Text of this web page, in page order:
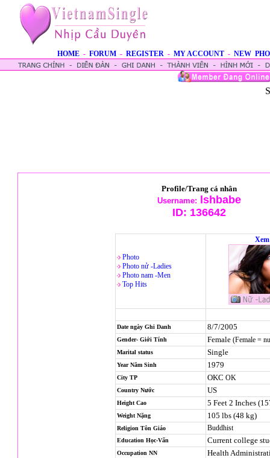
HOME - FORUM - REGISTER - MY ACCOUNT - NEW
Profile/Trang cá nhân
Username:
lshbabe
ID: 136642
Photo
Photo nử -Ladies
Photo nam -Men
Top Hits
Date ngày Ghi Danh 8/7/2005
Gender- Giới Tính Female (Female =
Marital status Single
Year Năm Sinh 1979
City TP OKC OK
Country Nước US
Height Cao 5 Feet 2 Inches
Weight Nặng 105 lbs (48 kg)
Religion Tôn Giáo Buddhist
Education Học-Vấn Current college
Occupation NN Health